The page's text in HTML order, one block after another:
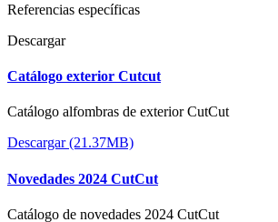
Referencias específicas
Descargar
Catálogo exterior Cutcut
Catálogo alfombras de exterior CutCut
Descargar (21.37MB)
Novedades 2024 CutCut
Catálogo de novedades 2024 CutCut